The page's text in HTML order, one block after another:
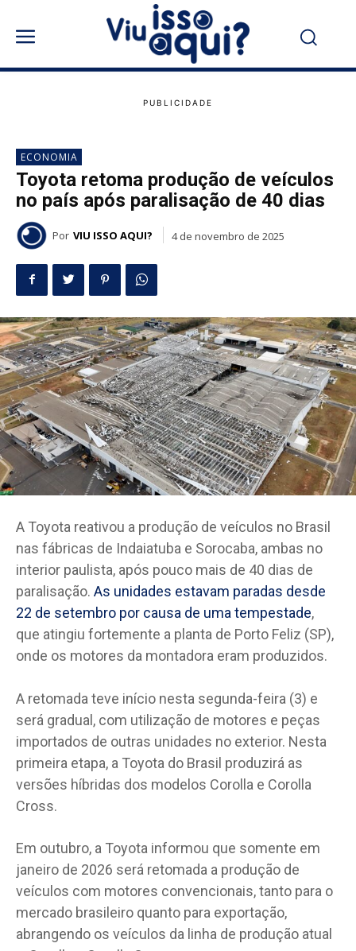
ECONOMIA
Toyota retoma produção de veículos
no país após paralisação de 40 dias
Por VIU ISSO AQUI? 4 de novembro de 2025
A Toyota reativou a produção de veículos no Brasil
nas fábricas de Indaiatuba e Sorocaba, ambas no
interior paulista, após pouco mais de 40 dias de
paralisação. As unidades estavam paradas desde
22 de setembro por causa de uma tempestade,
que atingiu fortemente a planta de Porto Feliz (SP),
onde os motores da montadora eram produzidos.
A retomada teve início nesta segunda-feira (3) e
será gradual, com utilização de motores e peças
importados de outras unidades no exterior. Nesta
primeira etapa, a Toyota do Brasil produzirá as
versões híbridas dos modelos Corolla e Corolla
Cross.
Em outubro, a Toyota informou que somente em
janeiro de 2026 será retomada a produção de
veículos com motores convencionais, tanto para o
mercado brasileiro quanto para exportação,
abrangendo os veículos da linha de produção atual